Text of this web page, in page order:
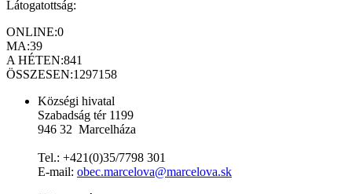
Látogatottság:
ONLINE:0
MA:39
A HÉTEN:841
ÖSSZESEN:1297158
Községi hivatal
Szabadság tér 1199
946 32 Marcelháza
Tel.: +421(0)35/7798 301
E-mail: obec.marcelova@marcelova.sk